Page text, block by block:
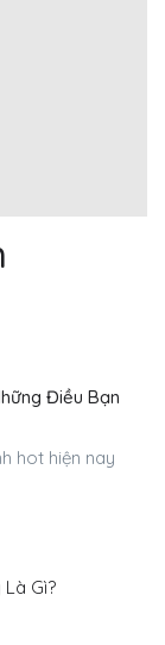
Điều Bạn
hot hiện nay